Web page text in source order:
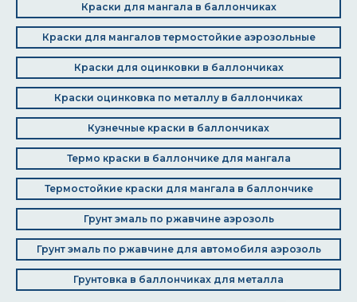
Краски для мангала в баллончиках
Краски для мангалов термостойкие аэрозольные
Краски для оцинковки в баллончиках
Краски оцинковка по металлу в баллончиках
Кузнечные краски в баллончиках
Термо краски в баллончике для мангала
Термостойкие краски для мангала в баллончике
Грунт эмаль по ржавчине аэрозоль
Грунт эмаль по ржавчине для автомобиля аэрозоль
Грунтовка в баллончиках для металла